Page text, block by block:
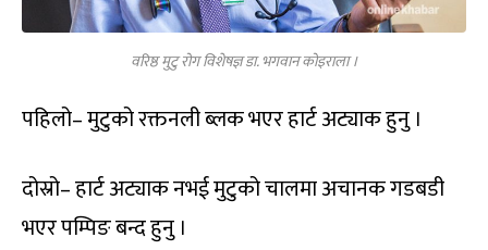
वरिष्ठ मुटु रोग विशेषज्ञ डा. भगवान कोइराला ।
पहिलो– मुटुको रक्तनली ब्लक भएर हार्ट अट्याक हुनु ।
दोस्रो– हार्ट अट्याक नभई मुटुको चालमा अचानक गडबडी
भएर पम्पिङ बन्द हुनु ।